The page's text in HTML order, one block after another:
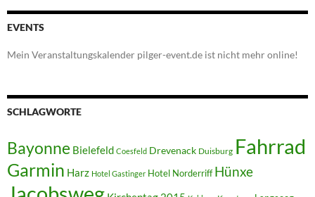
EVENTS
Mein Veranstaltungskalender pilger-event.de ist nicht mehr online!
SCHLAGWORTE
Bayonne Bielefeld Coesfeld Drevenack Duisburg Fahrrad
Garmin Harz Hotel Gastinger Hotel Norderriff Hünxe